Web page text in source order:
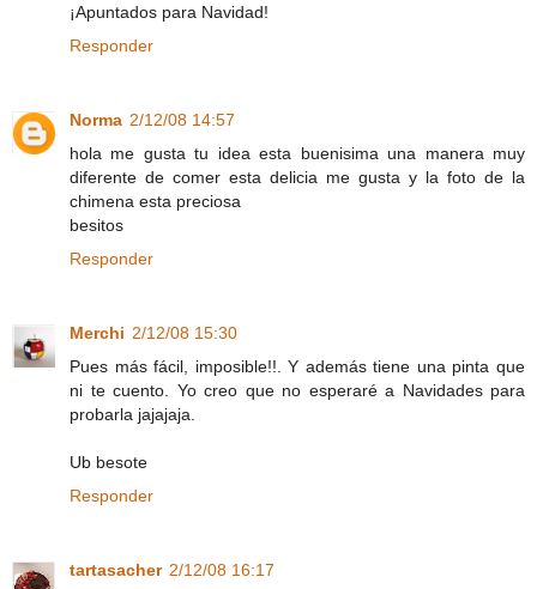
¡Apuntados para Navidad!
Responder
Norma 2/12/08 14:57
hola me gusta tu idea esta buenisima una manera muy
diferente de comer esta delicia me gusta y la foto de la
chimena esta preciosa
besitos
Responder
Merchi 2/12/08 15:30
Pues más fácil, imposible!!. Y además tiene una pinta que
ni te cuento. Yo creo que no esperaré a Navidades para
probarla jajajaja.
Ub besote
Responder
tartasacher 2/12/08 16:17